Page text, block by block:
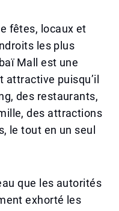
fêtes, locaux et
les plus
Mall est une
puisqu’il
des restaurants,
des attractions
le tout en un seul
que les autorités
exhorté les